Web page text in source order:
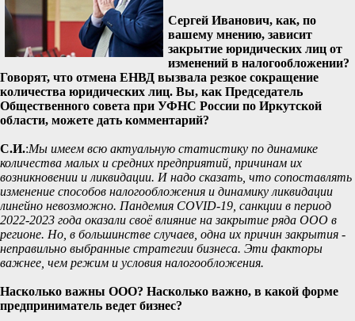
Сергей Иванович, как, по
вашему мнению, зависит
закрытие юридических лиц от
изменений в налогообложении?
Говорят, что отмена ЕНВД вызвала резкое сокращение
количества юридических лиц. Вы, как Председатель
Общественного совета при УФНС России по Иркутской
области, можете дать комментарий?
С.И.:Мы имеем всю актуальную статистику по динамике
количества малых и средних предприятий, причинам их
возникновении и ликвидации. И надо сказать, что сопоставлять
изменение способов налогообложения и динамику ликвидации
линейно невозможно. Пандемия COVID-19, санкции в период
2022-2023 года оказали своё влияние на закрытие ряда ООО в
регионе. Но, в большинстве случаев, одна их причин закрытия -
неправильно выбранные стратегии бизнеса. Эти факторы
важнее, чем режим и условия налогообложения.
Насколько важны ООО? Насколько важно, в какой форме
предприниматель ведет бизнес?